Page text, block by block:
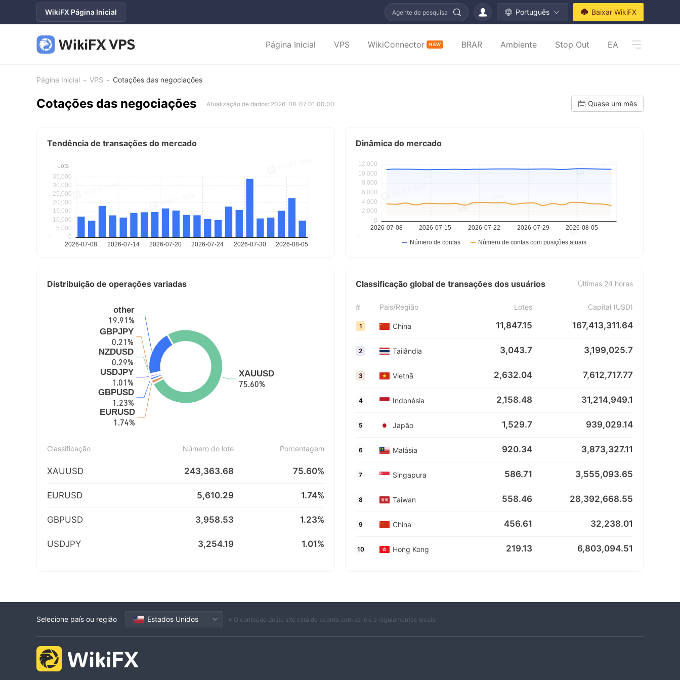
WikiFX Página Inicial Agente de pesquisa Português Baixar WikiFX
Página Inicial VPS WikiConnector NEW BRAR Ambiente Stop Out EA
Página Inicial - VPS - Cotações das negociações
Cotações das negociações Atualização de dados: 2026-08-07 01:00:00 Quase um mês
Tendência de transações do mercado Dinâmica do mercado
Distribuição de operações variadas
Classificação Número do lote Porcentagem
XAUUSD 243,363.68 75.60%
EURUSD 5,610.29 1.74%
GBPUSD 3,958.53 1.23%
USDJPY 3,254.19 1.01%
Classificação global de transações dos usuários Últimas 24 horas
# Pais/Região Lotes Capital (USD)
1 China 11,847.15 167,413,311.64
2 Tailândia 3,043.7 3,199,025.7
3 Vietnã 2,632.04 7,612,717.77
4 Indonésia 2,158.48 31,214,949.1
5 Japão 1,529.7 939,029.14
6 Malásia 920.34 3,873,327.11
7 Singapura 586.71 3,555,093.65
8 Taiwan 558.46 28,392,668.55
9 China 456.61 32,238.01
10 Hong Kong 219.13 6,803,094.51
Selecione país ou região Estados Unidos ※ O conteúdo deste site está de acordo com as leis e regulamentos locais.